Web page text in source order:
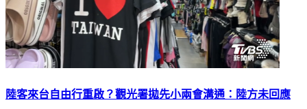
陸客來台自由行重啟？觀光署拋先小兩會溝通：陸方未回應